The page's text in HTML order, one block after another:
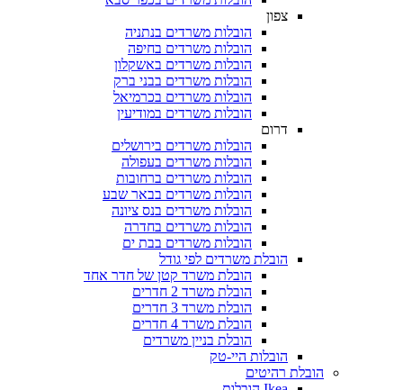
צפון
הובלות משרדים בנתניה
הובלות משרדים בחיפה
הובלות משרדים באשקלון
הובלות משרדים בבני ברק
הובלות משרדים בכרמיאל
הובלות משרדים במודיעין
דרום
הובלות משרדים בירושלים
הובלות משרדים בעפולה
הובלות משרדים ברחובות
הובלות משרדים בבאר שבע
הובלות משרדים בנס ציונה
הובלות משרדים בחדרה
הובלות משרדים בבת ים
הובלת משרדים לפי גודל
הובלת משרד קטן של חדר אחד
הובלת משרד 2 חדרים
הובלת משרד 3 חדרים
הובלת משרד 4 חדרים
הובלת בניין משרדים
הובלות היי-טק
הובלת רהיטים